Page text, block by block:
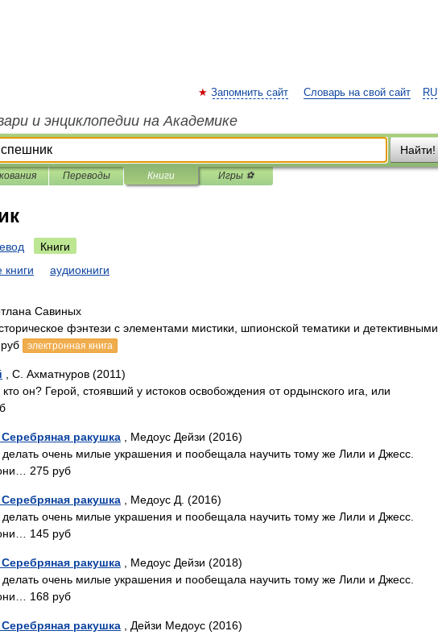
RU
Запомнить сайт Словарь на свой сайт
и энциклопедии на Академике
Найти!
Переводы Книги Игры ⚽
Книги
книги аудиокниги
Савиных
фэнтези с элементами мистики, шпионской тематики и детективными
электронная книга
, С. Ахматнуров (2011)
он? Герой, стоявший у истоков освобождения от ордынского ига, или
ракушка , Медоус Дейзи (2016)
очень милые украшения и пообещала научить тому же Лили и Джесс.
275 руб
ракушка , Медоус Д. (2016)
очень милые украшения и пообещала научить тому же Лили и Джесс.
145 руб
ракушка , Медоус Дейзи (2018)
очень милые украшения и пообещала научить тому же Лили и Джесс.
168 руб
ракушка , Дейзи Медоус (2016)